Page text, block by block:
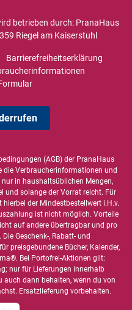
betrieben durch: PranaHaus
Riegel am Kaiserstuhl
Barrierefreiheitserklärung
(AGB) der PranaHaus
die Verbraucherinformationen und
in haushaltsüblichen Mengen,
und solange der Vorrat reicht. Für
der Mindestbestellwert i.H.v.
ist nicht möglich. Vorteile
auf andere übertragbar und pro
Geschenk-, Rabatt- und
preisgebundene Bücher, Kalender,
Bei Portofrei-Aktionen gilt:
nur für Lieferungen innerhalb
auch dann behalten, wenn du von
Ersatzlieferung vorbehalten.